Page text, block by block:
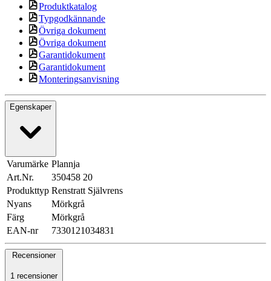
Produktkatalog
Typgodkännande
Övriga dokument
Övriga dokument
Garantidokument
Garantidokument
Monteringsanvisning
Egenskaper
Varumärke Plannja
Art.Nr.
350458 20
Produkttyp Renstratt Självrens
Nyans
Mörkgrå
Färg
Mörkgrå
EAN-nr
7330121034831
Recensioner
1 recensioner